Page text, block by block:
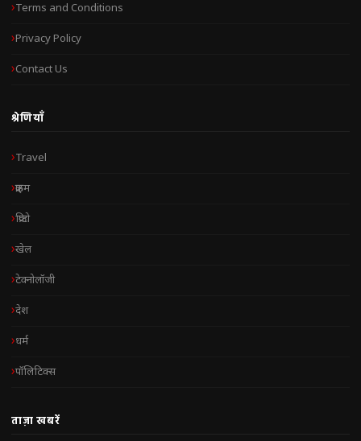
Terms and Conditions
Privacy Policy
Contact Us
श्रेणियाँ
Travel
क्राइम
क्रिप्टो
खेल
टेक्नोलॉजी
देश
धर्म
पॉलिटिक्स
ताज़ा खबरें